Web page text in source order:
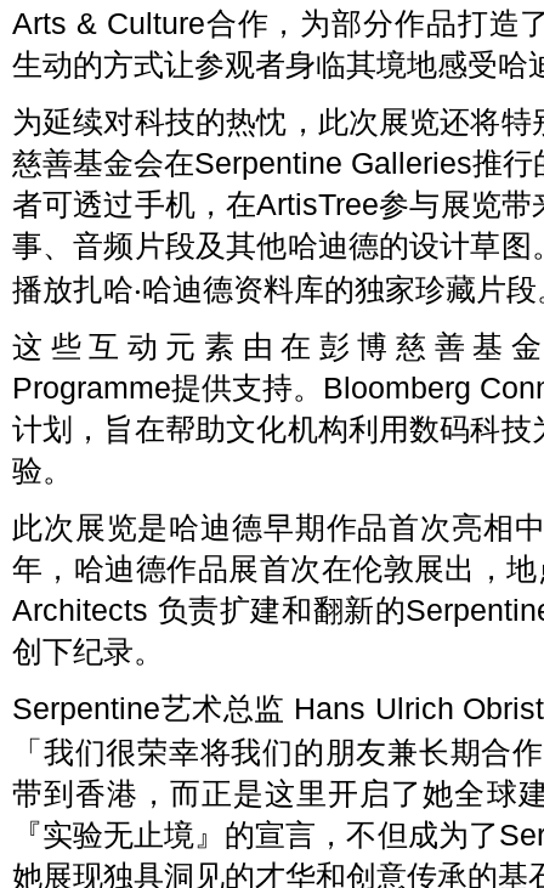
Arts & Culture合作，为部分作品打造
生动的方式让参观者身临其境地感受哈
为延续对科技的热忱，此次展览还将
慈善基金会在Serpentine Galleries推
者可透过手机，在ArtisTree参与展览
事、音频片段及其他哈迪德的设计草
播放扎哈‧哈迪德资料库的独家珍藏片段
这些互动元素由在彭博慈善基金
Programme提供支持。Bloomberg
计划，旨在帮助文化机构利用数码科
验。
此次展览是哈迪德早期作品首次亮相
年，哈迪德作品展首次在伦敦展出，
Architects 负责扩建和翻新的
创下纪录。
Serpentine艺术总监 Hans Ulrich
「我们很荣幸将我们的朋友兼长期合
带到香港，而正是这里开启了她全球
『实验无止境』的宣言，不但成为了
她展现独具洞见的才华和创意传承的基